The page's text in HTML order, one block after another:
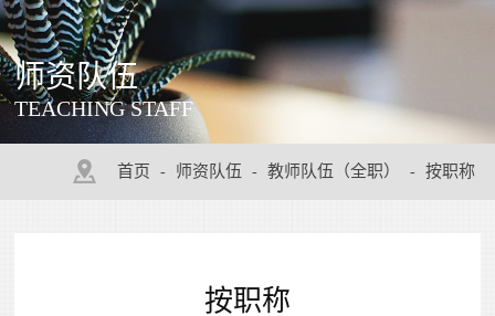
师资队伍
TEACHING STAFF
首页 - 师资队伍 - 教师队伍（全职） - 按职称
按职称